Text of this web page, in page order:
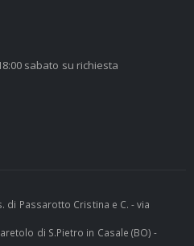
sabato su richiesta
di Passarotto Cristina e C. - via
di S.Pietro in Casale (BO) -